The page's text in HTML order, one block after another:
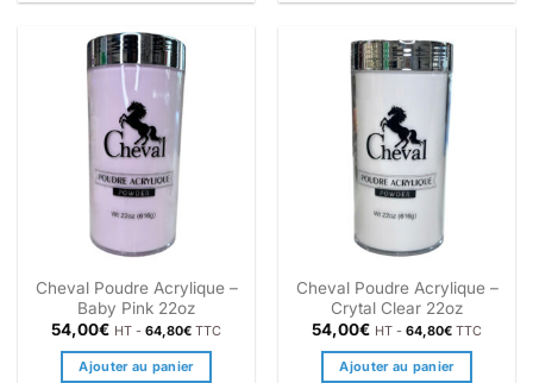
Cheval Poudre Acrylique –
Baby Pink 22oz
54,00€ HT - 64,80€ TTC
Ajouter au panier
Cheval Poudre Acrylique –
Crytal Clear 22oz
54,00€ HT - 64,80€ TTC
Ajouter au panier